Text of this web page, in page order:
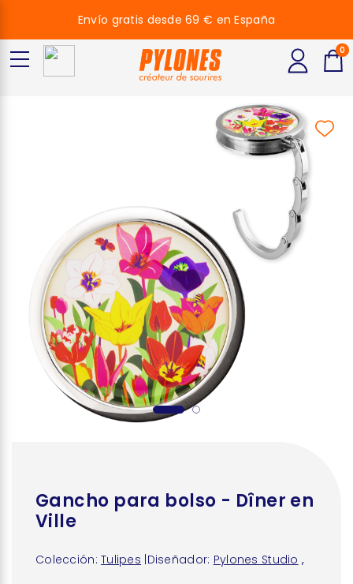
Gancho para bolso - Dîner en
Ville
Colección: Tulipes Diseñador: Pylones Studio ,
Envío gratis desde 69 € en España
0